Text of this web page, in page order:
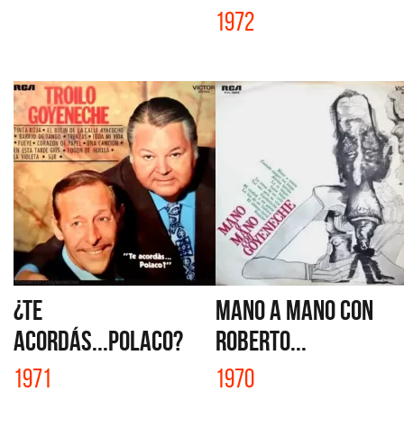
1972
¿TE
ACORDÁS...POLACO?
1971
MANO A MANO CON
ROBERTO...
1970